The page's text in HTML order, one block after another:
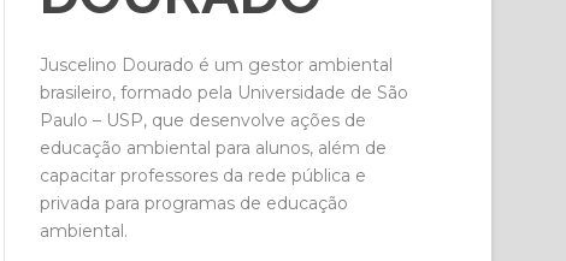
Juscelino Dourado é um gestor ambiental
brasileiro, formado pela Universidade de São
Paulo – USP, que desenvolve ações de
educação ambiental para alunos, além de
capacitar professores da rede pública e
privada para programas de educação
ambiental.